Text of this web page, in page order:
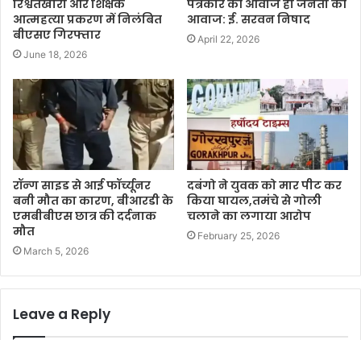
रिश्वतखोरी और शिक्षक
आत्महत्या प्रकरण में निलंबित
बीएसए गिरफ्तार
June 18, 2026
पत्रकार की आवाज ही जनता की
आवाज: ई. सरवन निषाद
April 22, 2026
रॉन्ग साइड से आई फॉर्च्यूनर
बनी मौत का कारण, बीआरडी के
एमबीबीएस छात्र की दर्दनाक
मौत
March 5, 2026
दबंगो ने युवक को मार पीट कर
किया घायल,तमंचे से गोली
चलाने का लगाया आरोप
February 25, 2026
Leave a Reply